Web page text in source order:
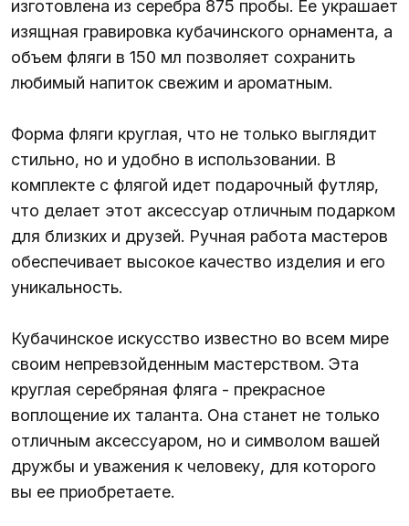
изготовлена из серебра 875 пробы. Ее украшает
изящная гравировка кубачинского орнамента, а
объем фляги в 150 мл позволяет сохранить
любимый напиток свежим и ароматным.
Форма фляги круглая, что не только выглядит
стильно, но и удобно в использовании. В
комплекте с флягой идет подарочный футляр,
что делает этот аксессуар отличным подарком
для близких и друзей. Ручная работа мастеров
обеспечивает высокое качество изделия и его
уникальность.
Кубачинское искусство известно во всем мире
своим непревзойденным мастерством. Эта
круглая серебряная фляга - прекрасное
воплощение их таланта. Она станет не только
отличным аксессуаром, но и символом вашей
дружбы и уважения к человеку, для которого
вы ее приобретаете.